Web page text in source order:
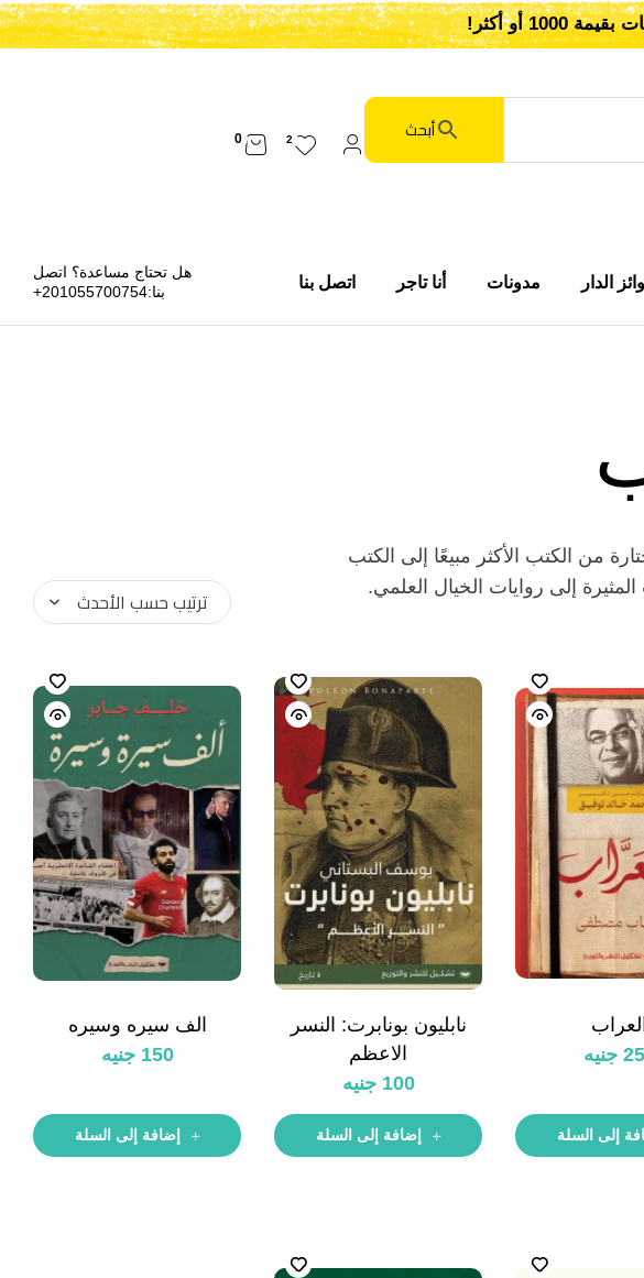
أو أكثر!
2
0
الدار مدونات أنا تاجر اتصل بنا
هل تحتاج مساعدة؟ اتصل
بنا:201055700754+
من الكتب الأكثر مبيعًا إلى الكتب
إلى روايات الخيال العلمي.
العراب
جنيه
إلى السلة
نابليون بونابرت: النسر
الاعظم
100 جنيه
إضافة إلى السلة
الف سيره وسيره
150 جنيه
إضافة إلى السلة